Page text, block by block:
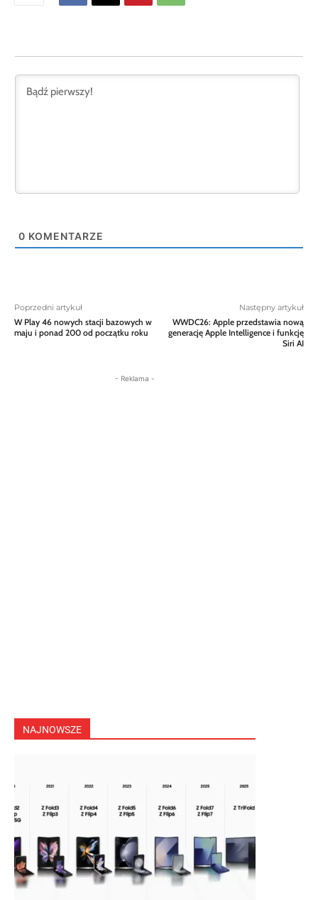
0 KOMENTARZE
Poprzedni artykuł
W Play 46 nowych stacji bazowych w
maju i ponad 200 od początku roku
Następny artykuł
WWDC26: Apple przedstawia nową
generację Apple Intelligence i funkcję
Siri AI
- Reklama -
NAJNOWSZE